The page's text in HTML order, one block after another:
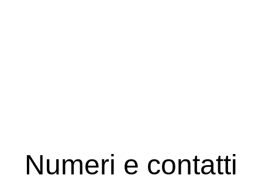
Numeri e contatti